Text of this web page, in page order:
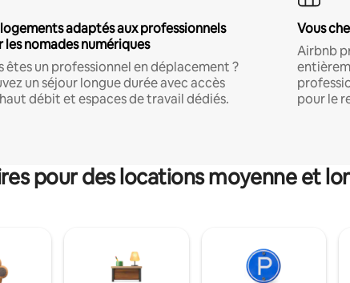
adaptés aux professionnels
les nomades numériques
êtes un professionnel en déplacement ?
un séjour longue durée avec accès
débit et espaces de travail dédiés.
Vous
Airbnb
pour le
pour des locations moyenne et